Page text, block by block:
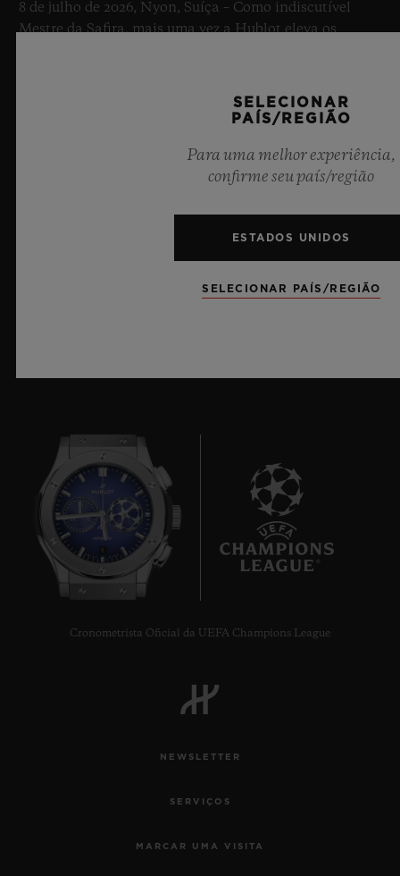
8 de julho de 2026, Nyon, Suíça – Como indiscutível
Mestre da Safira, mais uma vez a Hublot eleva os
transparência azul celeste cativante, esta edição
limitada de 100 peças combina mecanismos de ponta.
própria Meca-10, este relógio é uma prova do domínio
da Hublot sobre materiais revolucionários e designs
Cronometrista Oficial da UEFA Champions League
NEWSLETTER
SERVIÇOS
MARCAR UMA VISITA
SELECIONAR
PAÍS/REGIÃO
Para uma melhor experiência,
confirme seu país/região
ESTADOS UNIDOS
SELECIONAR PAÍS/REGIÃO